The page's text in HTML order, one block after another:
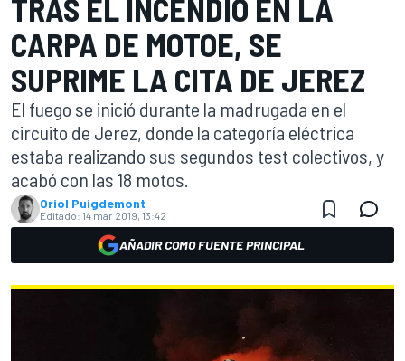
TRAS EL INCENDIO EN LA
CARPA DE MOTOE, SE
SUPRIME LA CITA DE JEREZ
El fuego se inició durante la madrugada en el
circuito de Jerez, donde la categoría eléctrica
estaba realizando sus segundos test colectivos, y
acabó con las 18 motos.
Oriol Puigdemont
Editado: 14 mar 2019, 13:42
AÑADIR COMO FUENTE PRINCIPAL